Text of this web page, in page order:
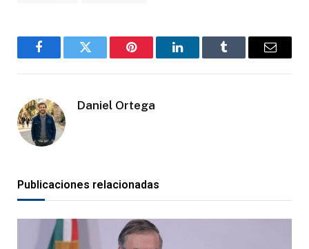
FacebookGorjeo Pinterest LinkedInTumblr
Correo
Daniel Ortega
Publicaciones relacionadas